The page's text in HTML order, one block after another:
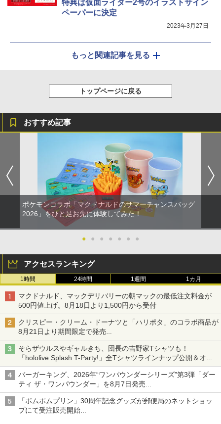
特典は仮面ライダー2号のイラストサイン
ペーパーに決定
2023年3月27日
もっと関連記事を見る
トップページに戻る
おすすめ記事
ポケモンコラボ「マクドナルドのサマーチャンスバッグ
2026」をひと足お先に体験してみた！
● ● ● ● ● ● ●
アクセスランキング
1時間 24時間 1週間 1カ月
マクドナルド、マックデリバリーの朝マックの最低注文料金が
500円値上げ。8月18日より1,500円から受付
クリスピー・クリーム・ドーナツと「ハリポタ」のコラボ商品が
8月21日より期間限定で発売
組分け帽子ドーナツなど見た目も楽しい商品が登場
そらザウルスやギャルきち、団長の吉野家Tシャツも！
「hololive Splash T-Party!」全Tシャツラインナップ公開＆オン
ライン販売開始
バーガーキング、2026年“ワンパウンダーシリーズ”第3弾「ダー
ティ ザ・ワンパウンダー」を8月7日発売
「特製ガーリックマヨソース」を使用した超大型チーズバーガー
「ポムポムプリン」30周年記念グッズが郵便局のネットショッ
プにて受注販売開始